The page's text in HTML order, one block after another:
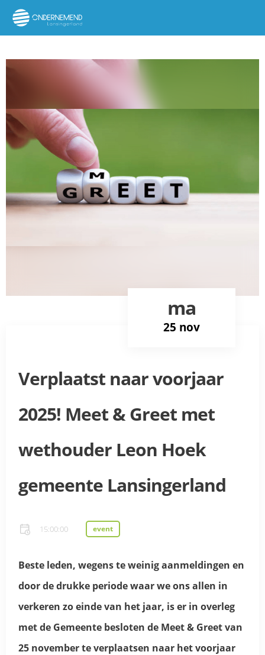
ma
25 nov
Verplaatst naar voorjaar
2025! Meet & Greet met
wethouder Leon Hoek
gemeente Lansingerland
15:00:00 event
Beste leden, wegens te weinig aanmeldingen en
door de drukke periode waar we ons allen in
verkeren zo einde van het jaar, is er in overleg
met de Gemeente besloten de Meet & Greet van
25 november te verplaatsen naar het voorjaar